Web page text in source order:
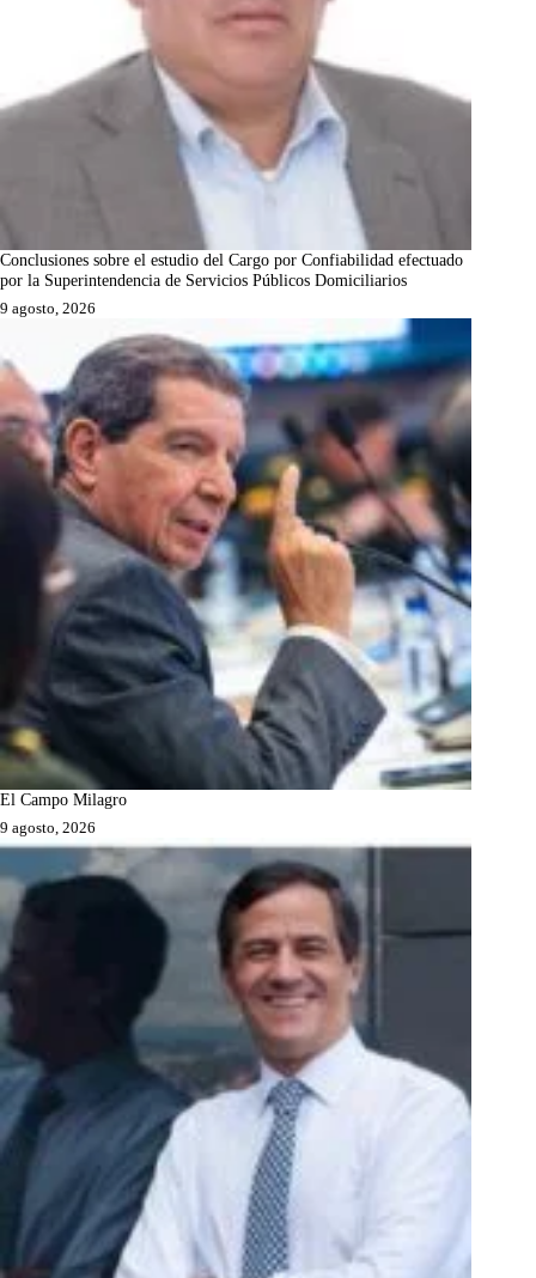
Conclusiones sobre el estudio del Cargo por Confiabilidad efectuado
por la Superintendencia de Servicios Públicos Domiciliarios
9 agosto, 2026
El Campo Milagro
9 agosto, 2026